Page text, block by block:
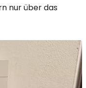
nur über das